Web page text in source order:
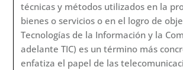
técnicas y métodos utilizados en la
bienes o servicios o en el logro de
Tecnologías de la Información y la
adelante TIC) es un término más
enfatiza el papel de las